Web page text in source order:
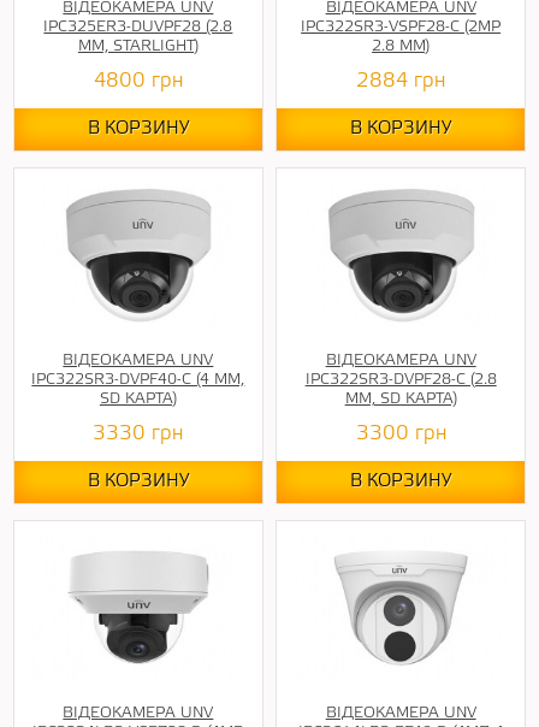
ВІДЕОКАМЕРА UNV
IPC325ER3-DUVPF28 (2.8
ММ, STARLIGHT)
4800 грн
В КОРЗИНУ
ВІДЕОКАМЕРА UNV
IPC322SR3-VSPF28-C (2MP
2.8 ММ)
2884 грн
В КОРЗИНУ
ВІДЕОКАМЕРА UNV
IPC322SR3-DVPF40-C (4 ММ,
SD КАРТА)
3330 грн
В КОРЗИНУ
ВІДЕОКАМЕРА UNV
IPC322SR3-DVPF28-C (2.8
ММ, SD КАРТА)
3300 грн
В КОРЗИНУ
ВІДЕОКАМЕРА UNV
ВІДЕОКАМЕРА UNV